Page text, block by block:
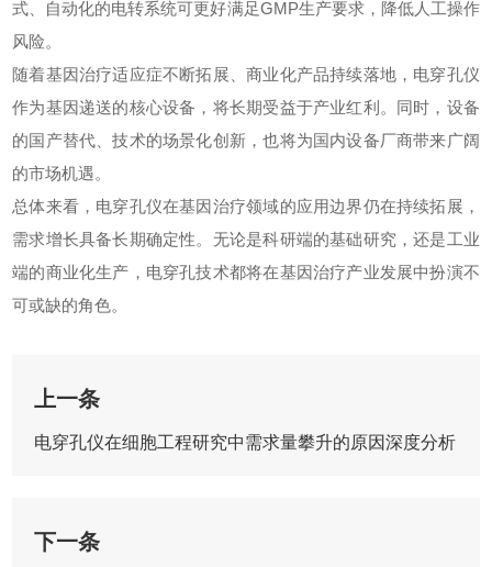
式、自动化的电转系统可更好满足GMP生产要求，降低人工操作
风险。
随着基因治疗适应症不断拓展、商业化产品持续落地，电穿孔仪
作为基因递送的核心设备，将长期受益于产业红利。同时，设备
的国产替代、技术的场景化创新，也将为国内设备厂商带来广阔
的市场机遇。
总体来看，电穿孔仪在基因治疗领域的应用边界仍在持续拓展，
需求增长具备长期确定性。无论是科研端的基础研究，还是工业
端的商业化生产，电穿孔技术都将在基因治疗产业发展中扮演不
可或缺的角色。
上一条
电穿孔仪在细胞工程研究中需求量攀升的原因深度分析
下一条